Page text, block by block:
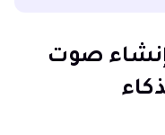
إنشاء صوت